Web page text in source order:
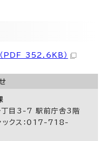
PDF 352.6KB）
目3-7 駅前庁舎3階
クス：017-718-